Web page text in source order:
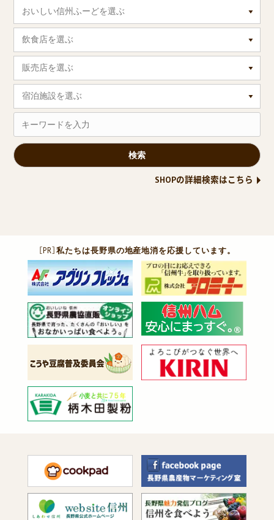
おいしい信州ふーどを選ぶ
飲食店を選ぶ
販売店を選ぶ
宿泊施設を選ぶ
SHOPの詳細検索はこちら
［PR］私たちは長野県の地産地消を応援しています。